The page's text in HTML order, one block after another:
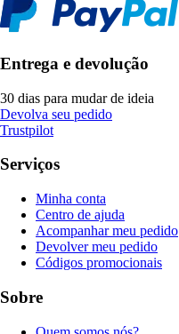
Entrega e devolução
30 dias para mudar de ideia
Devolva seu pedido
Trustpilot
Serviços
Minha conta
Centro de ajuda
Acompanhar meu pedido
Devolver meu pedido
Códigos promocionais
Sobre